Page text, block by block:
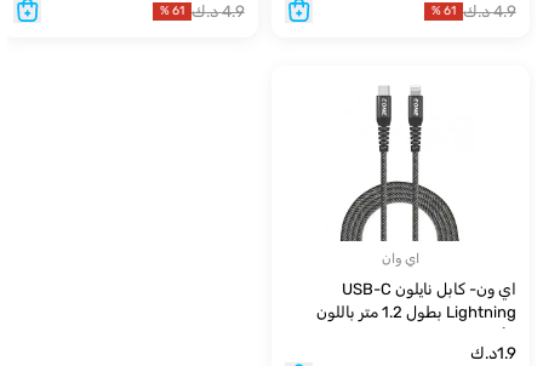
4.9د.ك 61
%
4.9د.ك 61
%
اي وان
اي ون- كابل نايلون USB-C
Lightning بطول 1.2 متر باللون
1.9د.ك